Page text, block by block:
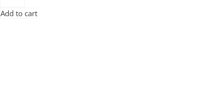
Add to cart